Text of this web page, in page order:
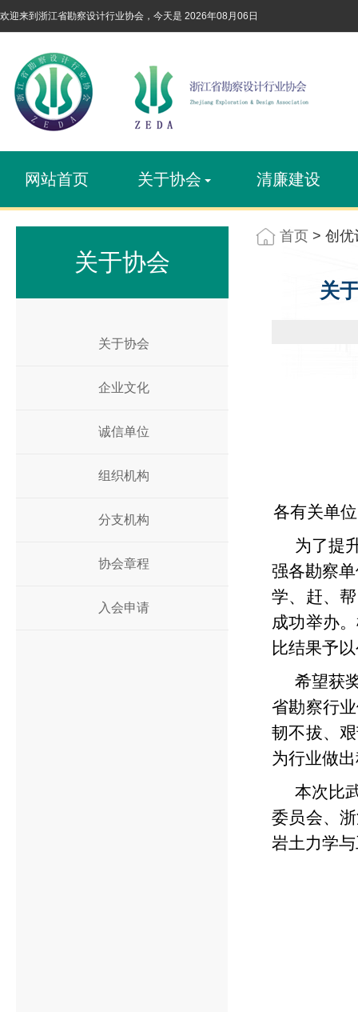
欢迎来到浙江省勘察设计行业协会，今天是 2026年08月06日
网站首页 关于协会 清廉建设
关于协会
关于协会
企业文化
诚信单位
组织机构
分支机构
协会章程
入会申请
首页 > 创优
关
各有关单
为了提
强各勘察
学、赶、
成功举办
比结果予
希望获
省勘察行
韧不拔、
为行业做
本次比
委员会、
岩土力学